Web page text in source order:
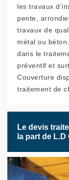
les travaux
pente,
travaux de
métal ou
dans le
préventif et
Couverture
traitement de
Le devis
la part de